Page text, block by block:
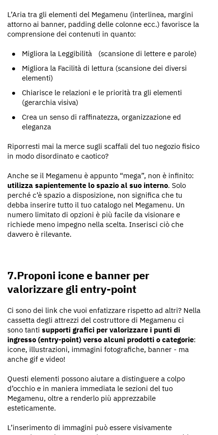
L’Aria tra gli elementi del Megamenu (interlinea, margini
attorno ai banner, padding delle colonne ecc.) favorisce la
comprensione dei contenuti in quanto:
Migliora la Leggibilità (scansione di lettere e parole)
Migliora la Facilità di lettura (scansione dei diversi
elementi)
Chiarisce le relazioni e le priorità tra gli elementi
(gerarchia visiva)
Crea un senso di raffinatezza, organizzazione ed
eleganza
Riporresti mai la merce sugli scaffali del tuo negozio fisico
in modo disordinato e caotico?
Anche se il Megamenu è appunto “mega”, non è infinito:
utilizza sapientemente lo spazio al suo interno. Solo
perché c’è spazio a disposizione, non significa che tu
debba inserire tutto il tuo catalogo nel Megamenu. Un
numero limitato di opzioni è più facile da visionare e
richiede meno impegno nella scelta. Inserisci ciò che
davvero è rilevante.
7.Proponi icone e banner per
valorizzare gli entry-point
Ci sono dei link che vuoi enfatizzare rispetto ad altri? Nella
cassetta degli attrezzi del costruttore di Megamenu ci
sono tanti supporti grafici per valorizzare i punti di
ingresso (entry-point) verso alcuni prodotti o categorie:
icone, illustrazioni, immagini fotografiche, banner - ma
anche gif e video!
Questi elementi possono aiutare a distinguere a colpo
d’occhio e in maniera immediata le sezioni del tuo
Megamenu, oltre a renderlo più apprezzabile
esteticamente.
L’inserimento di immagini può essere visivamente